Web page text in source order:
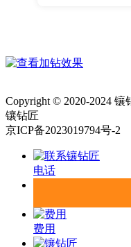
Copyright © 2020-2024
镶钻匠
京ICP备2023019794号-2
电话
费用